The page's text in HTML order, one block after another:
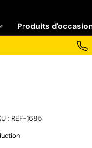
Produits d'occasion
: REF-1685